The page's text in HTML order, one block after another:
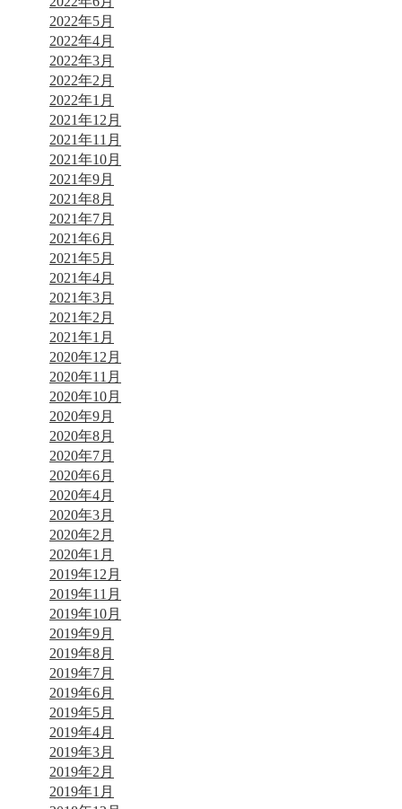
2022年5月
2022年4月
2022年3月
2022年2月
2022年1月
2021年12月
2021年11月
2021年10月
2021年9月
2021年8月
2021年7月
2021年6月
2021年5月
2021年4月
2021年3月
2021年2月
2021年1月
2020年12月
2020年11月
2020年10月
2020年9月
2020年8月
2020年7月
2020年6月
2020年4月
2020年3月
2020年2月
2020年1月
2019年12月
2019年11月
2019年10月
2019年9月
2019年8月
2019年7月
2019年6月
2019年5月
2019年4月
2019年3月
2019年2月
2019年1月